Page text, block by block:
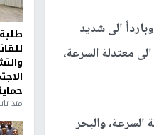
الى شديد
معتدلة السرعة،
السرعة، والبحر
منذ